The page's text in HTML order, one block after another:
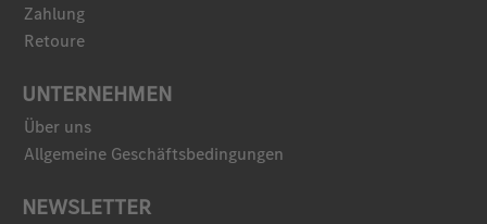
Zahlung
Retoure
UNTERNEHMEN
Über uns
Allgemeine Geschäftsbedingungen
NEWSLETTER